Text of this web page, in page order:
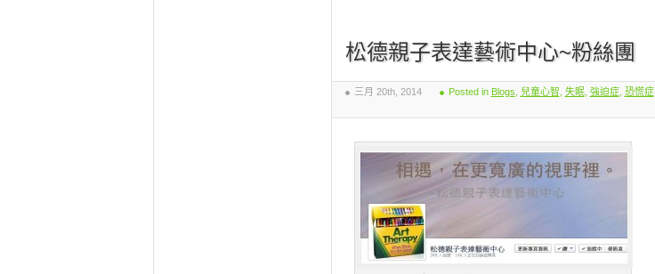
松德親子表達藝術中心~粉絲團
三月 20th, 2014 Posted in Blogs 兒童心智 失眠, 強迫症, 恐慌症,